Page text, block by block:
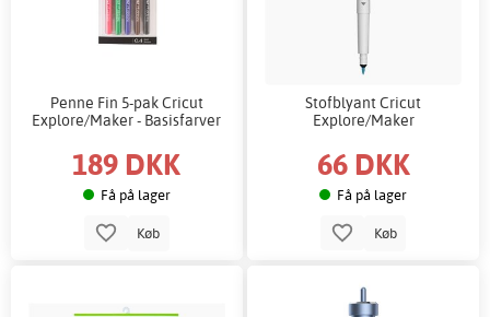
Penne Fin 5-pak Cricut
Explore/Maker - Basisfarver
189 DKK
Få på lager
Køb
Stofblyant Cricut
Explore/Maker
66 DKK
Få på lager
Køb